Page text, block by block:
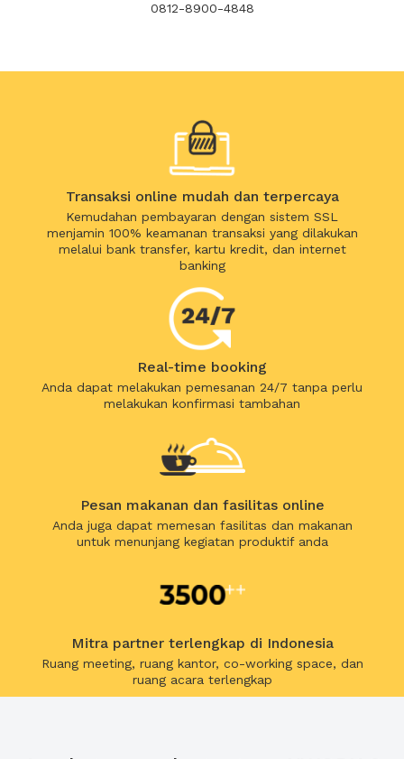
0812-8900-4848
Transaksi online mudah dan terpercaya
Kemudahan pembayaran dengan sistem SSL
menjamin 100% keamanan transaksi yang dilakukan
melalui bank transfer, kartu kredit, dan internet
banking
Real-time booking
Anda dapat melakukan pemesanan 24/7 tanpa perlu
melakukan konfirmasi tambahan
Pesan makanan dan fasilitas online
Anda juga dapat memesan fasilitas dan makanan
untuk menunjang kegiatan produktif anda
Mitra partner terlengkap di Indonesia
Ruang meeting, ruang kantor, co-working space, dan
ruang acara terlengkap